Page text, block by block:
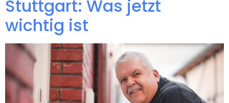
Stuttgart: Was jetzt
wichtig ist